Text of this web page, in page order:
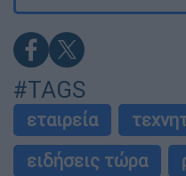
#TAGS
εταιρεία
ειδήσεις τώρα